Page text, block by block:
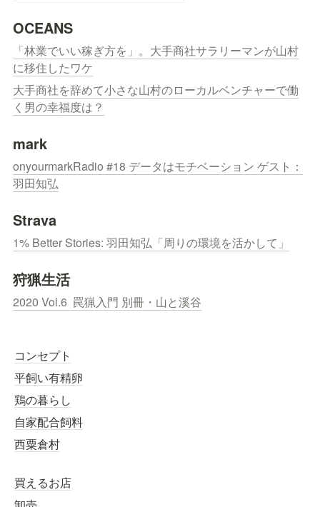
OCEANS
「林業でいい稼ぎ方を」。大手商社サラリーマンが山村
に移住したワケ
大手商社を辞めて小さな山村のローカルベンチャーで働
く男の幸福度は？
mark
onyourmarkRadio #18 データはモチベーション ゲスト：
羽田知弘
Strava
1% Better Stories: 羽田知弘「周りの環境を活かして」
狩猟生活
2020 Vol.6  罠猟入門 別冊・山と溪谷
コンセプト
平飼い有精卵
鶏の暮らし
自家配合飼料
西粟倉村
買えるお店